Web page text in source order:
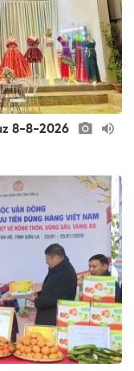
8-8-2026